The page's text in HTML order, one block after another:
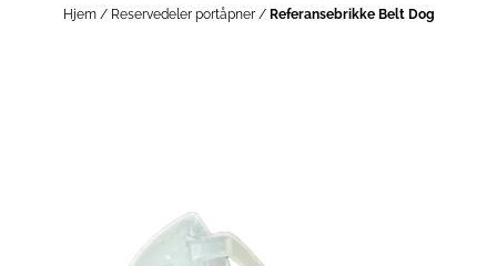
Hjem / Reservedeler portåpner / Referansebrikke Belt Dog